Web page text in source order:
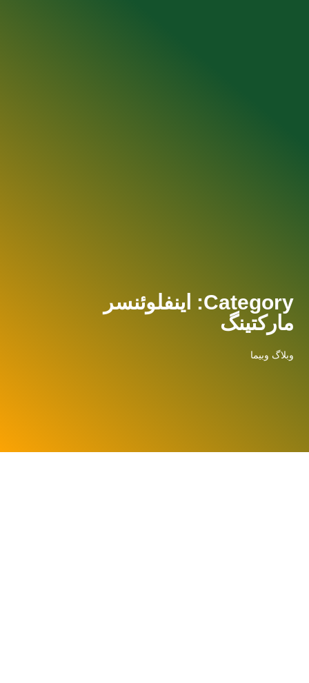
Category: اینفلوئنسر
مارکتینگ
وبلاگ وبیما